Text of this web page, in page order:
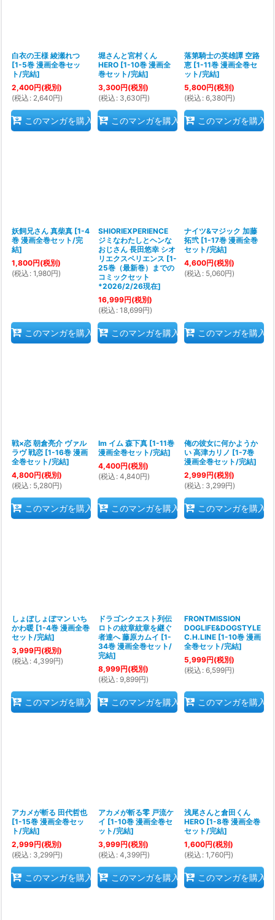
白衣の王様 綾瀬れつ
[1-5巻 漫画全巻セッ
ト/完結]
2,400円(税別)
(税込 : 2,640円)
このマンガを購入
堀さんと宮村くん
HERO [1-10巻 漫画全
巻セット/完結]
3,300円(税別)
(税込 : 3,630円)
このマンガを購入
落第騎士の英雄譚 空路
恵 [1-11巻 漫画全巻セ
ット/完結]
5,800円(税別)
(税込 : 6,380円)
このマンガを購入
妖飼兄さん 真柴真 [1-4
巻 漫画全巻セット/完
結]
1,800円(税別)
(税込 : 1,980円)
このマンガを購入
SHIORIEXPERIENCE
ジミなわたしとヘンな
おじさん 長田悠幸 シオ
リエクスペリエンス [1-
25巻（最新巻）までの
コミックセット
*2026/2/26現在]
16,999円(税別)
(税込 : 18,699円)
このマンガを購入
ナイツ&マジック 加藤
拓弐 [1-17巻 漫画全巻
セット/完結]
4,600円(税別)
(税込 : 5,060円)
このマンガを購入
戦×恋 朝倉亮介 ヴァル
ラヴ 戦恋 [1-16巻 漫画
全巻セット/完結]
4,800円(税別)
(税込 : 5,280円)
このマンガを購入
Im イム 森下真 [1-11巻
漫画全巻セット/完結]
4,400円(税別)
(税込 : 4,840円)
このマンガを購入
俺の彼女に何かようか
い 高津カリノ [1-7巻
漫画全巻セット/完結]
2,999円(税別)
(税込 : 3,299円)
このマンガを購入
しょぼしょぼマン いち
かわ暖 [1-4巻 漫画全巻
セット/完結]
3,999円(税別)
(税込 : 4,399円)
このマンガを購入
ドラゴンクエスト列伝
ロトの紋章紋章を継ぐ
者達へ 藤原カムイ [1-
34巻 漫画全巻セット/
完結]
8,999円(税別)
(税込 : 9,899円)
このマンガを購入
FRONTMISSION
DOGLIFE&DOGSTYLE
C.H.LINE [1-10巻 漫画
全巻セット/完結]
5,999円(税別)
(税込 : 6,599円)
このマンガを購入
アカメが斬る 田代哲也
[1-15巻 漫画全巻セッ
ト/完結]
2,999円(税別)
(税込 : 3,299円)
このマンガを購入
アカメが斬る零 戸流ケ
イ [1-10巻 漫画全巻セ
ット/完結]
3,999円(税別)
(税込 : 4,399円)
このマンガを購入
浅尾さんと倉田くん
HERO [1-8巻 漫画全巻
セット/完結]
1,600円(税別)
(税込 : 1,760円)
このマンガを購入